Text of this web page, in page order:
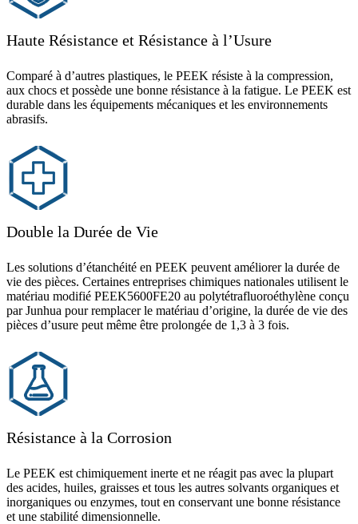
Haute Résistance et Résistance à l’Usure
Comparé à d’autres plastiques, le PEEK résiste à la compression,
aux chocs et possède une bonne résistance à la fatigue. Le PEEK est
durable dans les équipements mécaniques et les environnements
abrasifs.
Double la Durée de Vie
Les solutions d’étanchéité en PEEK peuvent améliorer la durée de
vie des pièces. Certaines entreprises chimiques nationales utilisent le
matériau modifié PEEK5600FE20 au polytétrafluoroéthylène conçu
par Junhua pour remplacer le matériau d’origine, la durée de vie des
pièces d’usure peut même être prolongée de 1,3 à 3 fois.
Résistance à la Corrosion
Le PEEK est chimiquement inerte et ne réagit pas avec la plupart
des acides, huiles, graisses et tous les autres solvants organiques et
inorganiques ou enzymes, tout en conservant une bonne résistance
et une stabilité dimensionnelle.